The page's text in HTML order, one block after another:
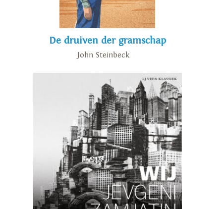
De druiven der gramschap
John Steinbeck